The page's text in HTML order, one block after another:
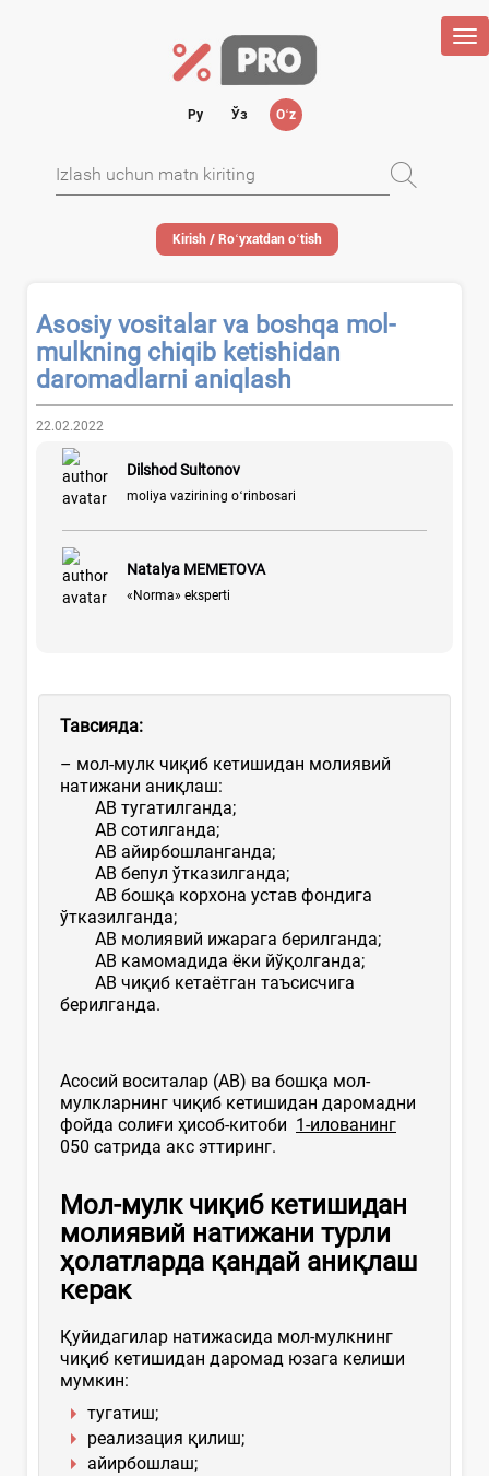
Ру Ўз Oʻz
Kirish / Roʻyхatdan oʻtish
Asosiy vositalar va boshqa mol-
mulkning chiqib ketishidan
daromadlarni aniqlash
22.02.2022
Dilshod Sultonov
moliya vazirining oʻrinbosari
Natalya MEMETOVA
«Norma» eksperti
Тавсияда:
– мол-мулк чиқиб кетишидан молиявий
натижани аниқлаш:
АВ тугатилганда;
АВ сотилганда;
АВ айирбошланганда;
АВ бепул ўтказилганда;
АВ бошқа корхона устав фондига
ўтказилганда;
АВ молиявий ижарага берилганда;
АВ камомадида ёки йўқолганда;
АВ чиқиб кетаётган таъсисчига
берилганда.
Асосий воситалар (АВ) ва бошқа мол-
мулкларнинг чиқиб кетишидан даромадни
фойда солиғи ҳисоб-китоби 1-илованинг
050 сатрида акс эттиринг.
Мол-мулк чиқиб кетишидан
молиявий натижани турли
ҳолатларда қандай аниқлаш
керак
Қуйидагилар натижасида мол-мулкнинг
чиқиб кетишидан даромад юзага келиши
мумкин:
тугатиш;
реализация қилиш;
айирбошлаш;